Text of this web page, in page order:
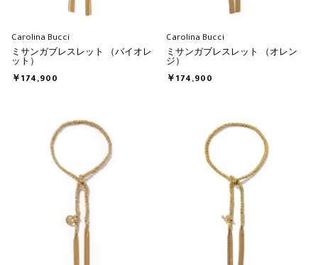
Carolina Bucci
ミサンガブレスレット （バイオレ
ット）
￥174,900
Carolina Bucci
ミサンガブレスレット （オレン
ジ）
￥174,900